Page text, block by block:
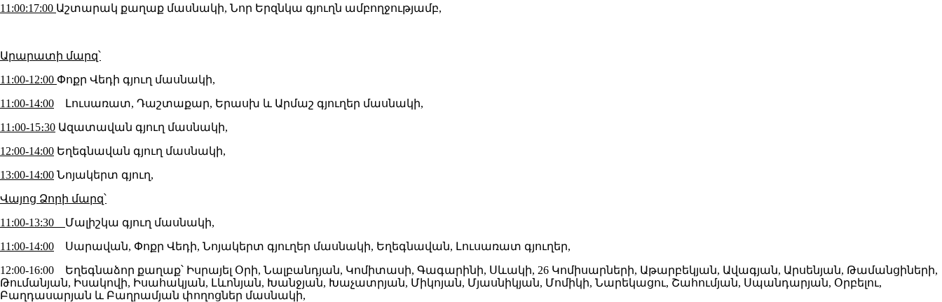
11:00:17:00 Աշտարակ քաղաք մասնակի, Նոր Երզնկա գյուղն ամբողջությամբ,
Արարատի մարզ՝
11:00-12:00 Փոքր Վեդի գյուղ մասնակի,
11:00-14:00 Լուսառատ, Դաշտաքար, Երասխ և Արմաշ գյուղեր մասնակի,
11։00-15։30 Ազատավան գյուղ մասնակի,
12:00-14:00 Եղեգնավան գյուղ մասնակի,
13:00-14:00 Նոյակերտ գյուղ,
Վայոց Ձորի մարզ՝
11:00-13:30 Մալիշկա գյուղ մասնակի,
11:00-14:00 Սարավան, Փոքր Վեդի, Նոյակերտ գյուղեր մասնակի, Եղեգնավան, Լուսառատ գյուղեր,
12:00-16:00 Եղեգնաձոր քաղաք՝ Իսրայել Օրի, Նալբանդյան, Կոմիտասի, Գագարինի, Սևակի, 26 Կոմիսարների, Աթարբեկյան, Ավագյան, Արսենյան, Թամանցիների,
Թումանյան, Իսակովի, Իսահակյան, Լևոնյան, Խանջյան, Խաչատրյան, Միկոյան, Մյասնիկյան, Մոմիկի, Նարեկացու, Շահումյան, Սպանդարյան, Օրբելու,
Բաղդասարյան և Բաղրամյան փողոցներ մասնակի,